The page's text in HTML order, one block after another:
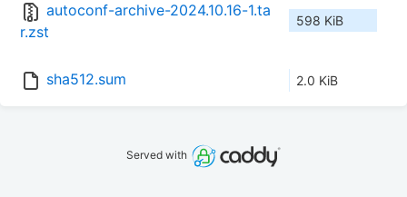
autoconf-archive-2024.10.16-1.ta
r.zst
598 KiB
sha512.sum 2.0 KiB
Served with